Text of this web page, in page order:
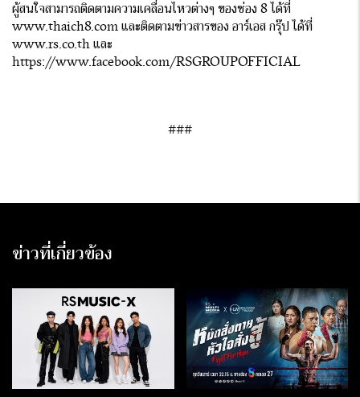
ผู้สนใจสามารถติดตามความเคลื่อนไหวต่างๆ ของช่อง 8 ได้ที่
www.thaich8.com และติดตามข่าวสารของ อาร์เอส กรุ๊ป ได้ที่
www.rs.co.th และ
https://www.facebook.com/RSGROUPOFFICIAL
###
ข่าวที่เกี่ยวข้อง